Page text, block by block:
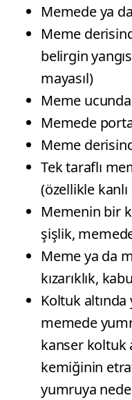
Memede ya
Meme
belirgin
mayasıl)
Meme
Memede
Meme
Tek taraflı
(özellikle kanlı
Memenin bir
şişlik,
Meme ya da
kızarıklık,
Koltuk
memede
kanser koltuk
kemiğinin
yumruya